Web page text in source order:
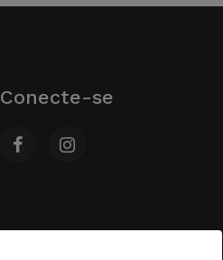
Conecte-se